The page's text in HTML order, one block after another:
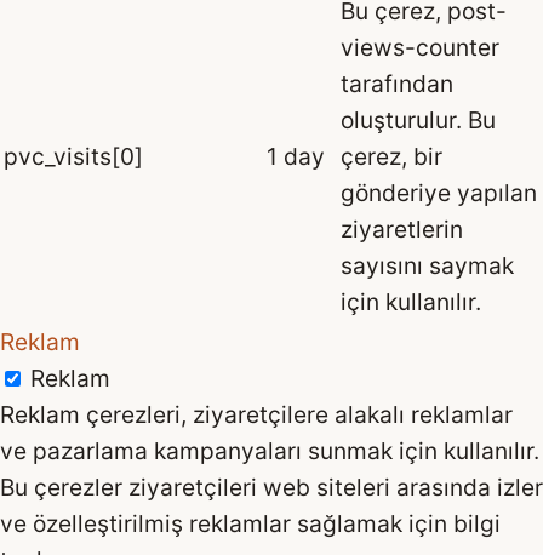
pvc_visits[0] 1 day
Bu çerez, post-
views-counter
tarafından
oluşturulur. Bu
çerez, bir
gönderiye yapılan
ziyaretlerin
sayısını saymak
için kullanılır.
Reklam
Reklam
Reklam çerezleri, ziyaretçilere alakalı reklamlar
ve pazarlama kampanyaları sunmak için kullanılır.
Bu çerezler ziyaretçileri web siteleri arasında izler
ve özelleştirilmiş reklamlar sağlamak için bilgi